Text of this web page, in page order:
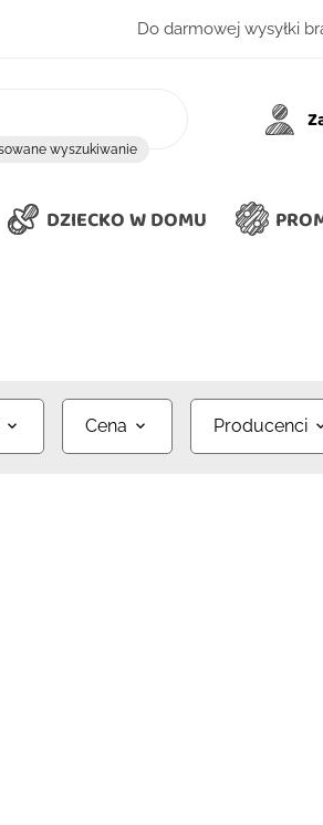
Do darmowej wysyłki
wyszukiwanie
DZIECKO W DOMU
Cena Producenci